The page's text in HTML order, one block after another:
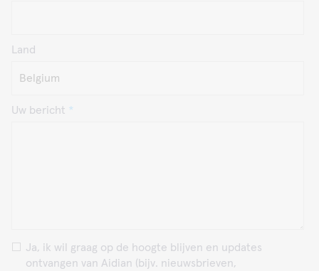
Patiënten met aanhoudende, zorgwekkende of
hoogrisicosymptomen kunnen nog steeds verdere
resultaat negatief is.
Land
Uw bericht
Ja, ik wil graag op de hoogte blijven en updates
ontvangen van Aidian (bijv. nieuwsbrieven,